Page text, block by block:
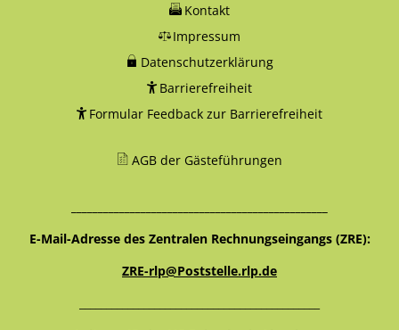
Kontakt
Impressum
Datenschutzerklärung
Barrierefreiheit
Formular Feedback zur Barrierefreiheit
AGB der Gästeführungen
E-Mail-Adresse des Zentralen Rechnungseingangs (ZRE):
ZRE-rlp@Poststelle.rlp.de